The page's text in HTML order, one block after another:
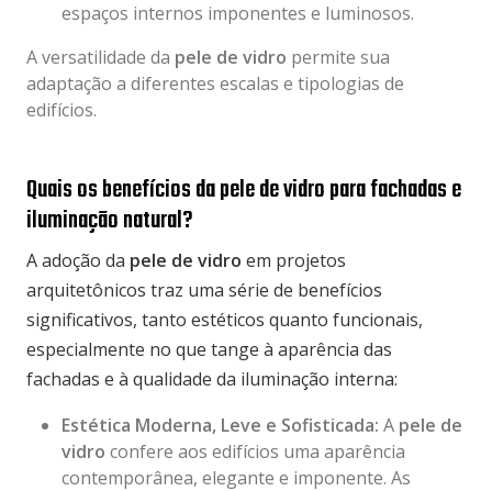
espaços internos imponentes e luminosos.
A versatilidade da pele de vidro permite sua
adaptação a diferentes escalas e tipologias de
edifícios.
Quais os benefícios da pele de vidro para fachadas e
iluminação natural?
A adoção da pele de vidro em projetos
arquitetônicos traz uma série de benefícios
significativos, tanto estéticos quanto funcionais,
especialmente no que tange à aparência das
fachadas e à qualidade da iluminação interna:
Estética Moderna, Leve e Sofisticada: A pele de
vidro confere aos edifícios uma aparência
contemporânea, elegante e imponente. As